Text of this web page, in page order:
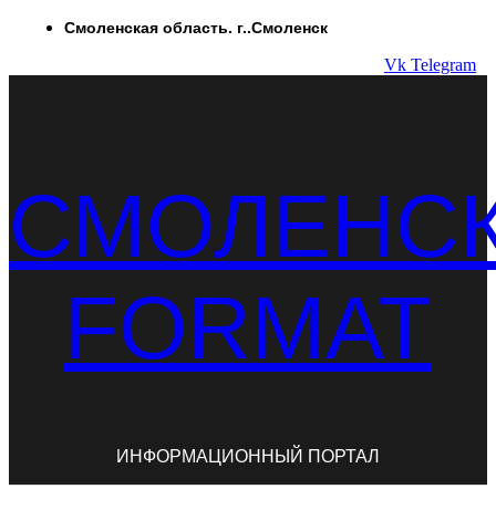
ПерейтиСмоленская область. г..Смоленск
Vk Telegram
FORMAT
ИНФОРМАЦИОННЫЙ ПОРТАЛ